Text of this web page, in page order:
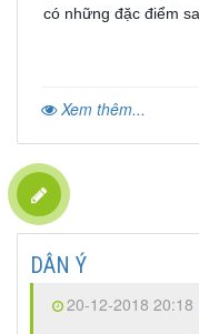
có những đặc điểm
Xem thêm...
DÂN Ý
20-12-2018 20:18